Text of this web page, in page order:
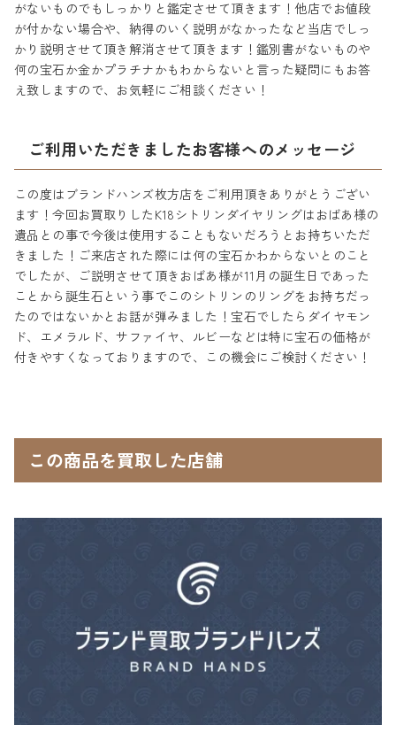
がないものでもしっかりと鑑定させて頂きます！他店でお値段
が付かない場合や、納得のいく説明がなかったなど当店でしっ
かり説明させて頂き解消させて頂きます！鑑別書がないものや
何の宝石か金かプラチナかもわからないと言った疑問にもお答
え致しますので、お気軽にご相談ください！
ご利用いただきましたお客様へのメッセージ
この度はブランドハンズ枚方店をご利用頂きありがとうござい
ます！今回お買取りしたK18シトリンダイヤリングはおばあ様の
遺品との事で今後は使用することもないだろうとお持ちいただ
きました！ご来店された際には何の宝石かわからないとのこと
でしたが、ご説明させて頂きおばあ様が11月の誕生日であった
ことから誕生石という事でこのシトリンのリングをお持ちだっ
たのではないかとお話が弾みました！宝石でしたらダイヤモン
ド、エメラルド、サファイヤ、ルビーなどは特に宝石の価格が
付きやすくなっておりますので、この機会にご検討ください！
この商品を買取した店舗